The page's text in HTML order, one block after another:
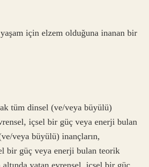
için elzem olduğuna inanan bir
tüm dinsel (ve/veya büyülü)
içsel bir güç veya enerji bulan
veya büyülü) inançların,
bir güç veya enerji bulan teorik